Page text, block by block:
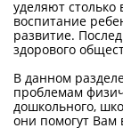
уделяют
воспитание
развитие.
здорового
В данном
проблемам
дошкольного,
они помогут Вам